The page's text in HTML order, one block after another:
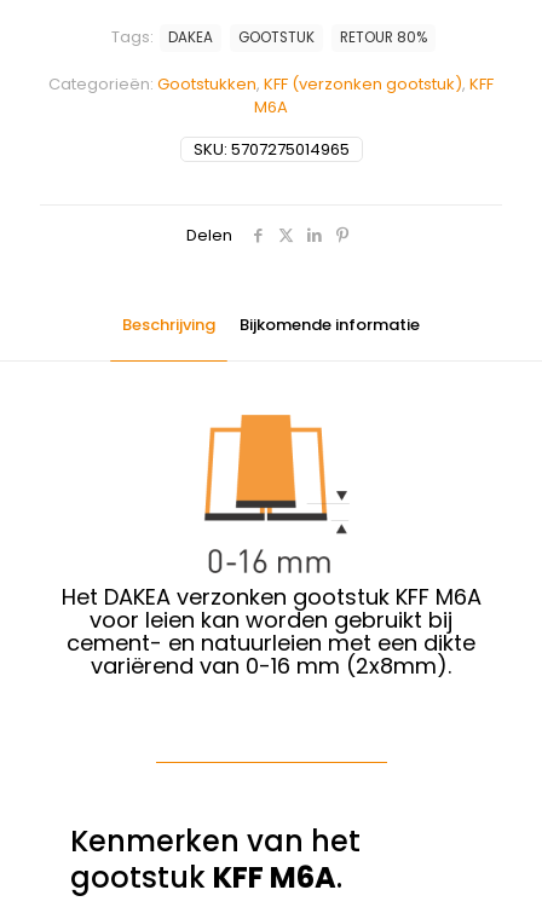
SKU: 5707275014965
Categorieën: Gootstukken, KFF (verzonken gootstuk), KFF
M6A
Tags: DAKEA GOOTSTUK RETOUR 80%
Delen
Beschrijving Bijkomende informatie
Het DAKEA verzonken gootstuk KFF M6A
voor leien kan worden gebruikt bij
cement- en natuurleien met een dikte
variërend van 0-16 mm (2x8mm).
Kenmerken van het
gootstuk KFF M6A.